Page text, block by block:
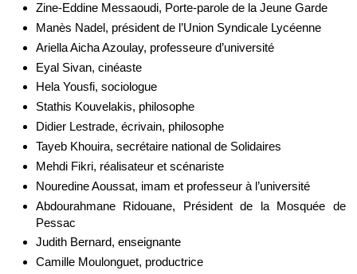
Zine-Eddine Messaoudi, Porte-parole de la Jeune Garde
Manès Nadel, président de l’Union Syndicale Lycéenne
Ariella Aicha Azoulay, professeure d’université
Eyal Sivan, cinéaste
Hela Yousfi, sociologue
Stathis Kouvelakis, philosophe
Didier Lestrade, écrivain, philosophe
Tayeb Khouira, secrétaire national de Solidaires
Mehdi Fikri, réalisateur et scénariste
Nouredine Aoussat, imam et professeur à l’université
Abdourahmane Ridouane, Président de la Mosquée de
Pessac
Judith Bernard, enseignante
Camille Moulonguet, productrice